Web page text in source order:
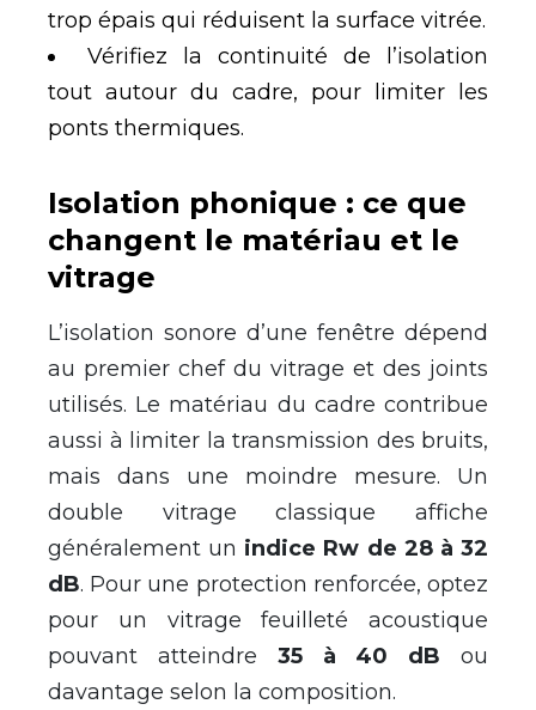
trop épais qui réduisent la surface vitrée.
Vérifiez la continuité de l’isolation
tout autour du cadre, pour limiter les
ponts thermiques.
Isolation phonique : ce que
changent le matériau et le
vitrage
L’isolation sonore d’une fenêtre dépend
au premier chef du vitrage et des joints
utilisés. Le matériau du cadre contribue
aussi à limiter la transmission des bruits,
mais dans une moindre mesure. Un
double vitrage classique affiche
généralement un indice Rw de 28 à 32
dB. Pour une protection renforcée, optez
pour un vitrage feuilleté acoustique
pouvant atteindre 35 à 40 dB ou
davantage selon la composition.